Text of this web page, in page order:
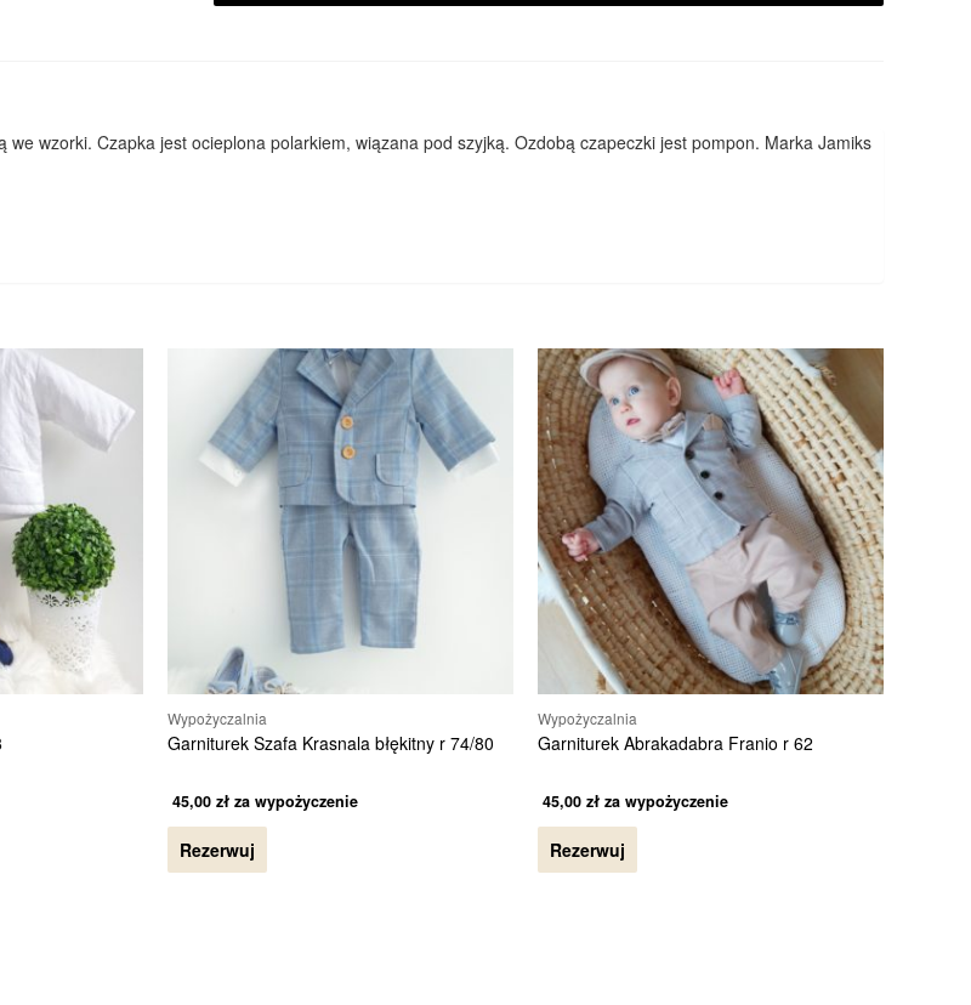
wzorki. Czapka jest ocieplona polarkiem, wiązana pod szyjką. Ozdobą czapeczki jest pompon. Marka Jamiks
Wypożyczalnia
Garniturek Szafa Krasnala błękitny r 74/80
45,00 zł za wypożyczenie
Rezerwuj
Wypożyczalnia
Garniturek Abrakadabra Franio r 62
45,00 zł za wypożyczenie
Rezerwuj